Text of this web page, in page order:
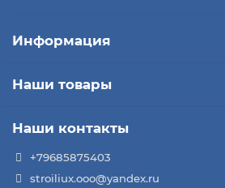
Информация
Наши товары
Наши контакты
+79685875403
stroiliux.ooo@yandex.ru